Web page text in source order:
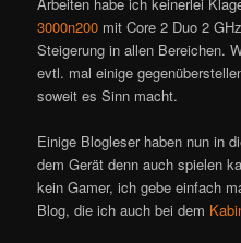
3000n200 mit Core 2 Duo 2
Steigerung in allen Bereichen.
evtl. mal einige
soweit es Sinn macht.
Einige Blogleser haben nun in
dem Gerät denn auch spielen
kein Gamer, ich gebe einfach
Blog, die ich auch bei dem